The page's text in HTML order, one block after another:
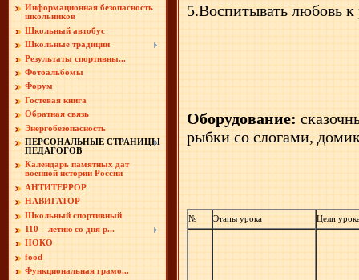
Информационная безопасность
школьников
Школьный автобус
Школьные традиции
Результаты спортивны...
Фотоальбомы
Форум
Гостевая книга
Обратная связь
Энергобезопасность
ПЕРСОНАЛЬНЫЕ СТРАНИЦЫ
ПЕДАГОГОВ
Календарь памятных дат
военной истории России
АНТИТЕРРОР
НАВИГАТОР
Школьный спортивный
110 – летию со дня р...
НОКО
food
Функциональная грамо...
5.Воспитывать любовь
Оборудование:
рыбки со слогами,
№ Этапы урока Цели